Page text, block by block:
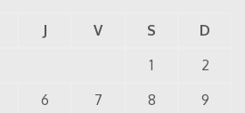
J V S
D
1
2
6 7 8
9